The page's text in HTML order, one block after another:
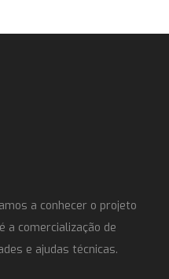
a conhecer o projeto
a comercialização de
e ajudas técnicas.